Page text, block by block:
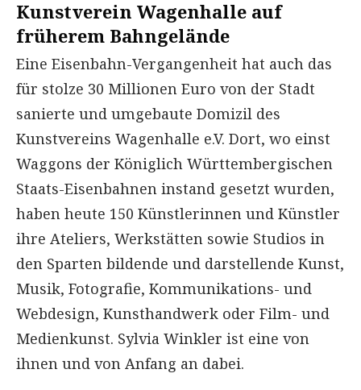
Kunstverein Wagenhalle auf
früherem Bahngelände
Eine Eisenbahn-Vergangenheit hat auch das
für stolze 30 Millionen Euro von der Stadt
sanierte und umgebaute Domizil des
Kunstvereins Wagenhalle e.V. Dort, wo einst
Waggons der Königlich Württembergischen
Staats-Eisenbahnen instand gesetzt wurden,
haben heute 150 Künstlerinnen und Künstler
ihre Ateliers, Werkstätten sowie Studios in
den Sparten bildende und darstellende Kunst,
Musik, Fotografie, Kommunikations- und
Webdesign, Kunsthandwerk oder Film- und
Medienkunst. Sylvia Winkler ist eine von
ihnen und von Anfang an dabei.